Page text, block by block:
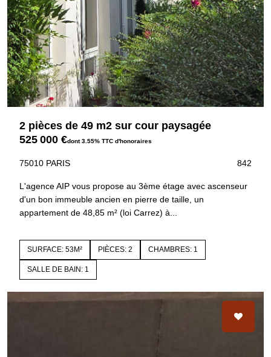
2 pièces de 49 m2 sur cour paysagée
525 000 €dont 3.55% TTC d'honoraires
75010 PARIS 842
L'agence AIP vous propose au 3ème étage avec ascenseur
d'un bon immeuble ancien en pierre de taille, un
appartement de 48,85 m² (loi Carrez) à...
SURFACE: 53M² PIÈCES: 2 CHAMBRES: 1
SALLE DE BAIN: 1